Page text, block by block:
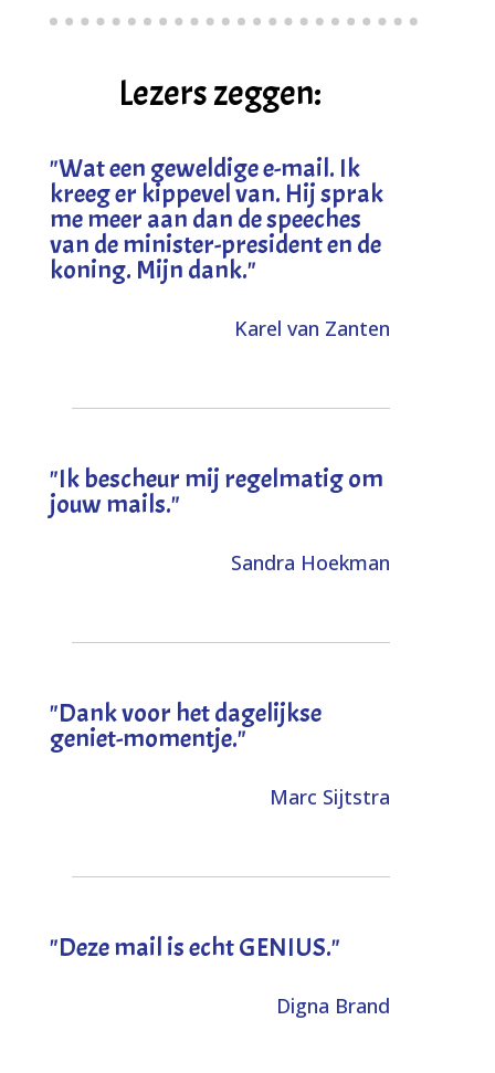
Lezers zeggen:
"Wat een geweldige e-mail. Ik
kreeg er kippevel van. Hij sprak
me meer aan dan de speeches
van de minister-president en de
koning. Mijn dank."
Karel van Zanten
"Ik bescheur mij regelmatig om
jouw mails."
Sandra Hoekman
"Dank voor het dagelijkse
geniet-momentje."
Marc Sijtstra
"Deze mail is echt GENIUS."
Digna Brand